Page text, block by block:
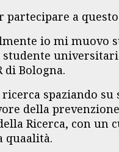
partecipare a
io mi
Bologna.
spaziando
della
Ricerca, con un
quaalità.